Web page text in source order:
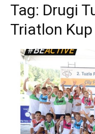
Tag: Drugi
Triatlon Kup